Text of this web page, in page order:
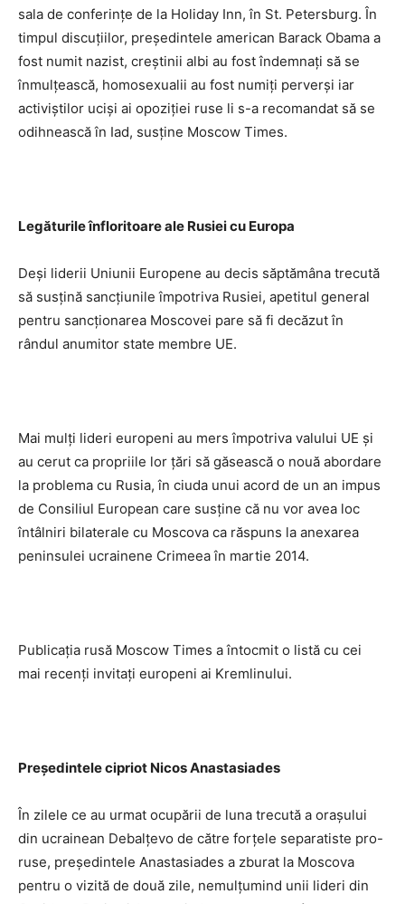
sala de conferinţe de la Holiday Inn, în St. Petersburg. În
timpul discuţiilor, preşedintele american Barack Obama a
fost numit nazist, creştinii albi au fost îndemnaţi să se
înmulţească, homosexualii au fost numiţi perverşi iar
activiştilor ucişi ai opoziţiei ruse li s-a recomandat să se
odihnească în Iad, susţine Moscow Times.
Legăturile înfloritoare ale Rusiei cu Europa
Deşi liderii Uniunii Europene au decis săptămâna trecută
să susţină sancţiunile împotriva Rusiei, apetitul general
pentru sancţionarea Moscovei pare să fi decăzut în
rândul anumitor state membre UE.
Mai mulţi lideri europeni au mers împotriva valului UE şi
au cerut ca propriile lor ţări să găsească o nouă abordare
la problema cu Rusia, în ciuda unui acord de un an impus
de Consiliul European care susţine că nu vor avea loc
întâlniri bilaterale cu Moscova ca răspuns la anexarea
peninsulei ucrainene Crimeea în martie 2014.
Publicaţia rusă Moscow Times a întocmit o listă cu cei
mai recenţi invitaţi europeni ai Kremlinului.
Preşedintele cipriot Nicos Anastasiades
În zilele ce au urmat ocupării de luna trecută a oraşului
din ucrainean Debalţevo de către forţele separatiste pro-
ruse, preşedintele Anastasiades a zburat la Moscova
pentru o vizită de două zile, nemulţumind unii lideri din